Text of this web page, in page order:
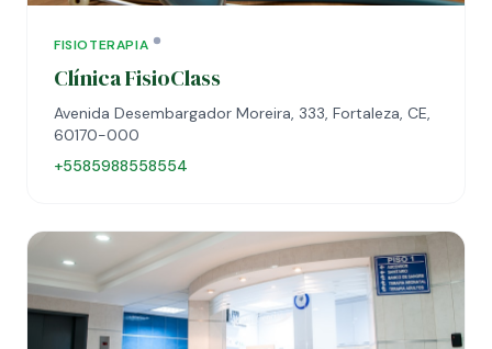
FISIOTERAPIA
Clínica FisioClass
Avenida Desembargador Moreira, 333, Fortaleza, CE,
60170-000
+5585988558554